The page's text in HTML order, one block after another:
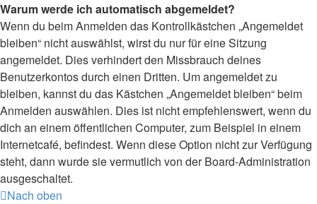
Warum werde ich automatisch abgemeldet?
Wenn du beim Anmelden das Kontrollkästchen „Angemeldet
bleiben“ nicht auswählst, wirst du nur für eine Sitzung
angemeldet. Dies verhindert den Missbrauch deines
Benutzerkontos durch einen Dritten. Um angemeldet zu
bleiben, kannst du das Kästchen „Angemeldet bleiben“ beim
Anmelden auswählen. Dies ist nicht empfehlenswert, wenn du
dich an einem öffentlichen Computer, zum Beispiel in einem
Internetcafé, befindest. Wenn diese Option nicht zur Verfügung
steht, dann wurde sie vermutlich von der Board-Administration
ausgeschaltet.
Nach oben